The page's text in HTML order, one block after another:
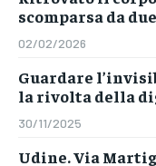
scomparsa da
02/02/2026
Guardare
la rivolta della
30/11/2025
Udine. Via